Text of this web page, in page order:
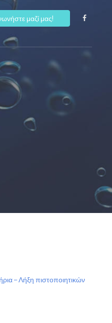
μαζί μας!
– Λήξη πιστοποιητικών